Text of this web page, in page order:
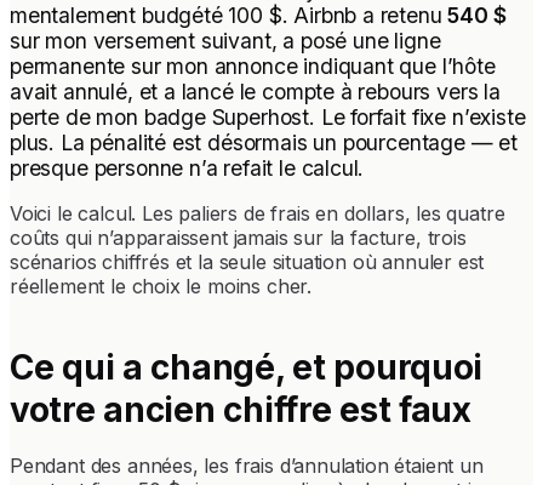
mentalement budgété 100 $. Airbnb a retenu540 $
sur mon versement suivant, a posé une ligne
permanente sur mon annonce indiquant que l’hôte
avait annulé, et a lancé le compte à rebours vers la
perte de mon badge Superhost. Le forfait fixe n’existe
plus. La pénalité est désormais un pourcentage — et
presque personne n’a refait le calcul.
Voici le calcul. Les paliers de frais en dollars, les quatre
coûts qui n’apparaissent jamais sur la facture, trois
scénarios chiffrés et la seule situation où annuler est
réellement le choix le moins cher.
Ce qui a changé, et pourquoi
votre ancien chiffre est faux
Pendant des années, les frais d’annulation étaient un